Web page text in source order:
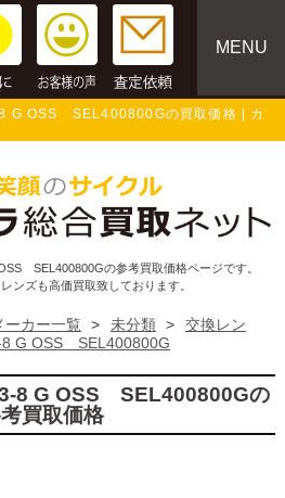
MENU
G OSS SEL400800Gの買取価格 | カ
SEL400800Gの参考買取価格ページです。
ンズも高価買取致しております。
ーカー一覧 > 未分類 >
交換レン
G OSS SEL400800G
8 G OSS SEL400800Gの
買取価格